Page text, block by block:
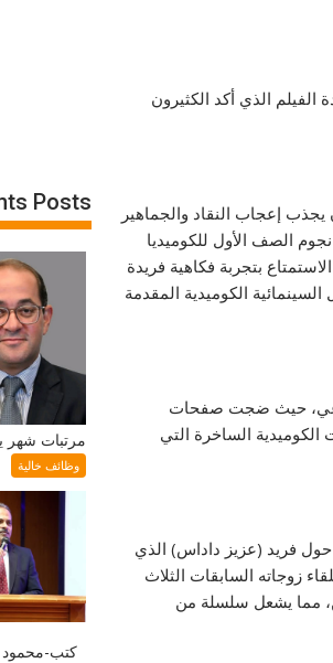
الذي أكد الكثيرون
إعجاب النقاد والجماهير
الصف الأول للكوميديا
بتجربة فكاهية فريدة
الكوميدية المقدمة
حيث ضجت صفحات
الساخرة التي
حول فريد (عزيز داداس) الذي
زوجاته السابقات الثلاث
مما يشعل سلسلة من
Posts
مرتبات شهر
وظائف خالية
كتب-محمود